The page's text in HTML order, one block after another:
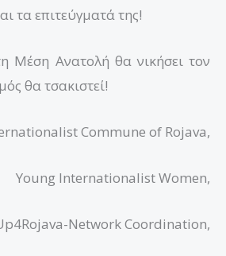
τα επιτεύγματά της!
Μέση Ανατολή θα νικήσει τον
θα τσακιστεί!
Commune of Rojava,
Young Internationalist Women,
Network Coordination,